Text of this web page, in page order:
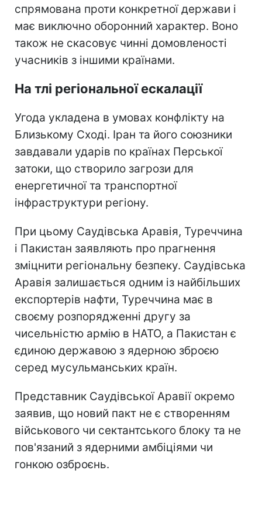
спрямована проти конкретної держави і
має виключно оборонний характер. Воно
також не скасовує чинні домовленості
учасників з іншими країнами.
На тлі регіональної ескалації
Угода укладена в умовах конфлікту на
Близькому Сході. Іран та його союзники
завдавали ударів по країнах Перської
затоки, що створило загрози для
енергетичної та транспортної
інфраструктури регіону.
При цьому Саудівська Аравія, Туреччина
і Пакистан заявляють про прагнення
зміцнити регіональну безпеку. Саудівська
Аравія залишається одним із найбільших
експортерів нафти, Туреччина має в
своєму розпорядженні другу за
чисельністю армію в НАТО, а Пакистан є
єдиною державою з ядерною зброєю
серед мусульманських країн.
Представник Саудівської Аравії окремо
заявив, що новий пакт не є створенням
військового чи сектантського блоку та не
пов'язаний з ядерними амбіціями чи
гонкою озброєнь.